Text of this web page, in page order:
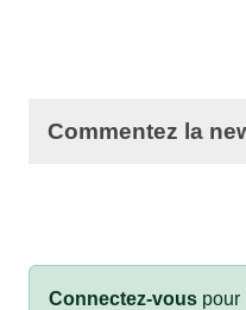
Commentez la
Connectez-vous pour